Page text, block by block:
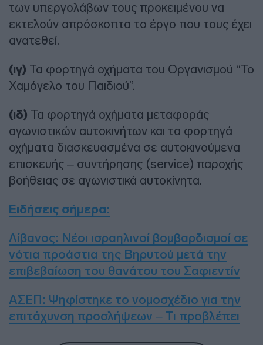
των υπεργολάβων τους προκειμένου να
εκτελούν απρόσκοπτα το έργο που τους έχει
ανατεθεί.
(ιγ) Τα φορτηγά οχήματα του Οργανισμού “Το
Χαμόγελο του Παιδιού”.
(ιδ) Τα φορτηγά οχήματα μεταφοράς
αγωνιστικών αυτοκινήτων και τα φορτηγά
οχήματα διασκευασμένα σε αυτοκινούμενα
επισκευής – συντήρησης (service) παροχής
βοήθειας σε αγωνιστικά αυτοκίνητα.
Ειδήσεις σήμερα:
Λίβανος: Νέοι ισραηλινοί βομβαρδισμοί σε
νότια προάστια της Βηρυτού μετά την
επιβεβαίωση του θανάτου του Σαφιεντίν
ΑΣΕΠ: Ψηφίστηκε το νομοσχέδιο για την
επιτάχυνση προσλήψεων – Τι προβλέπει